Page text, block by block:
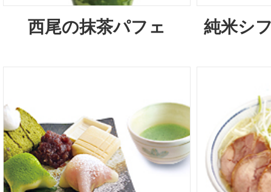
西尾の抹茶パフェ 純米シ